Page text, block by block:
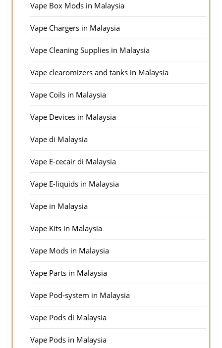
Vape Box Mods in Malaysia
Vape Chargers in Malaysia
Vape Cleaning Supplies in Malaysia
Vape clearomizers and tanks in Malaysia
Vape Coils in Malaysia
Vape Devices in Malaysia
Vape di Malaysia
Vape E-cecair di Malaysia
Vape E-liquids in Malaysia
Vape in Malaysia
Vape Kits in Malaysia
Vape Mods in Malaysia
Vape Parts in Malaysia
Vape Pod-system in Malaysia
Vape Pods di Malaysia
Vape Pods in Malaysia